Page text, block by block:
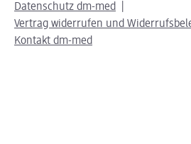
Datenschutz dm-med
Vertrag widerrufen und
Kontakt dm-med